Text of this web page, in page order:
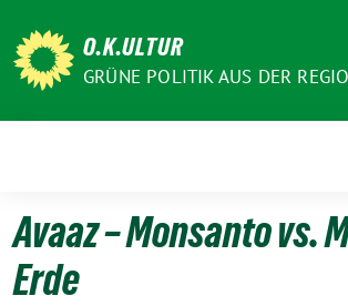
zum
Inhalt
O.K.ULTUR
GRÜNE POLITIK AUS DER
Avaaz – Monsanto vs.
Erde